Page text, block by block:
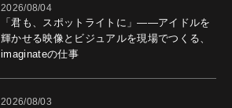
2026/08/04
「君も、スポットライトに」――アイドルを
輝かせる映像とビジュアルを現場でつくる、
imaginateの仕事
2026/08/03